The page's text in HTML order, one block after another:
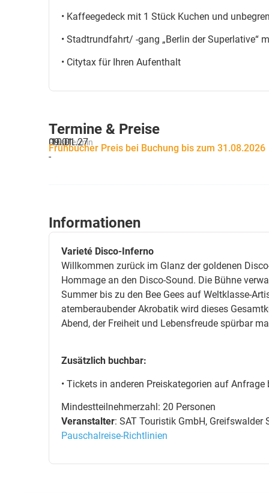
• Kaffeegedeck mit 1 Stück Kuchen und
• Stadtrundfahrt/ -gang „Berlin der Superlative“
• Citytax für Ihren Aufenthalt
Termine & Preise
Reisetermin
09.01.
-
10.01.27
Frühbucher Preis bei Buchung bis zum 31.08.2026
Informationen
Varieté Disco-Inferno
Willkommen zurück im Glanz der goldenen
Hommage an den Disco-Sound. Die Bühne
Summer bis zu den Bee Gees auf Weltklasse-
atemberaubender Akrobatik wird dieses
Abend, der Freiheit und Lebensfreude spürbar
Zusätzlich buchbar:
• Tickets in anderen Preiskategorien auf Anfrage
Mindestteilnehmerzahl: 20 Personen
Veranstalter: SAT Touristik GmbH, Greifswalder
Pauschalreise-Richtlinien